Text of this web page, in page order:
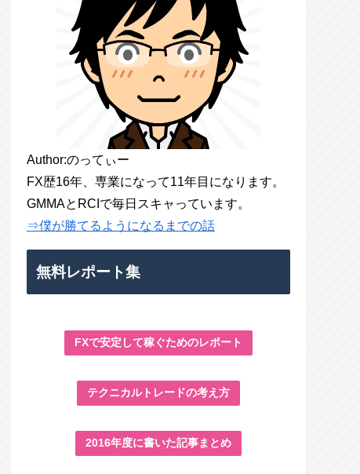
Author:のってぃー
FX歴16年、専業になって11年目になります。
GMMAとRCIで毎日スキャっています。
⇒僕が勝てるようになるまでの話
無料レポート集
FXで安定して稼ぐためのレポート
テクニカルトレードの考え方
2016年度に書いた記事まとめ